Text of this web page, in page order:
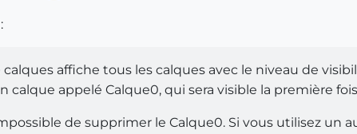
affiche tous les calques avec le niveau de
calque appelé Calque0, qui sera visible la première
de supprimer le Calque0. Si vous utilisez un